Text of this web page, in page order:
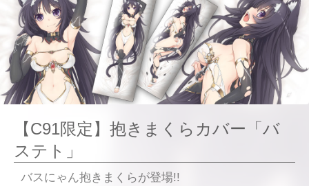
【C91限定】抱きまくらカバー「バ
ステト」
バスにゃん抱きまくらが登場!!